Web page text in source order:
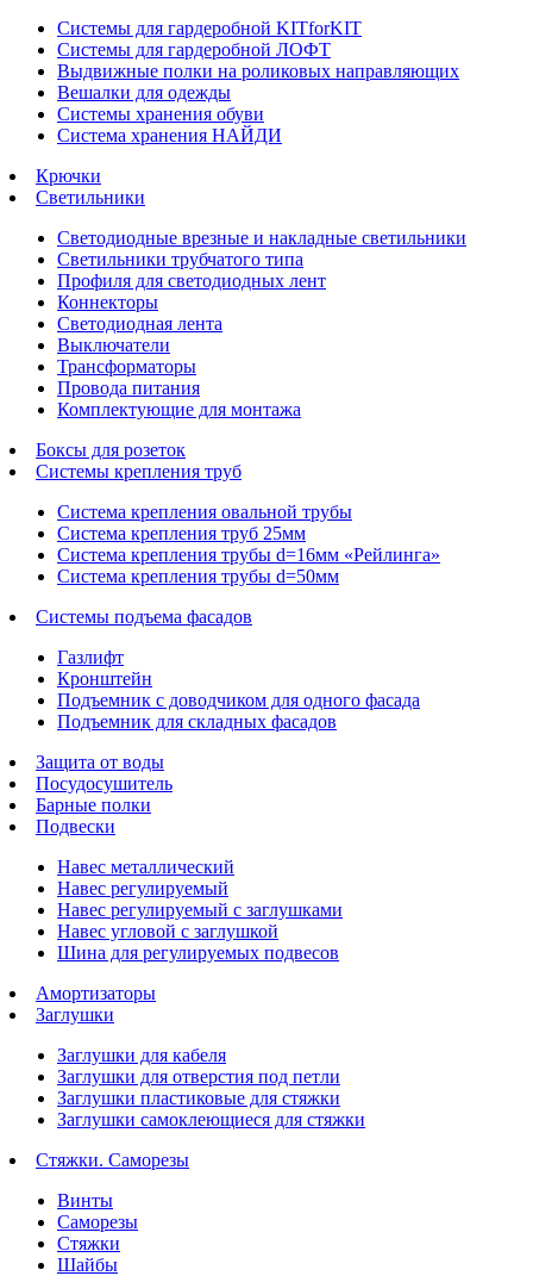
Системы для гардеробной KITforKIT
Системы для гардеробной ЛОФТ
Выдвижные полки на роликовых направляющих
Вешалки для одежды
Системы хранения обуви
Система хранения НАЙДИ
Крючки
Светильники
Светодиодные врезные и накладные светильники
Светильники трубчатого типа
Профиля для светодиодных лент
Коннекторы
Светодиодная лента
Выключатели
Трансформаторы
Провода питания
Комплектующие для монтажа
Боксы для розеток
Системы крепления труб
Система крепления овальной трубы
Система крепления труб 25мм
Система крепления трубы d=16мм «Рейлинга»
Система крепления трубы d=50мм
Системы подъема фасадов
Газлифт
Кронштейн
Подъемник с доводчиком для одного фасада
Подъемник для складных фасадов
Защита от воды
Посудосушитель
Барные полки
Подвески
Навес металлический
Навес регулируемый
Навес регулируемый с заглушками
Навес угловой с заглушкой
Шина для регулируемых подвесов
Амортизаторы
Заглушки
Заглушки для кабеля
Заглушки для отверстия под петли
Заглушки пластиковые для стяжки
Заглушки самоклеющиеся для стяжки
Стяжки. Саморезы
Винты
Саморезы
Стяжки
Шайбы